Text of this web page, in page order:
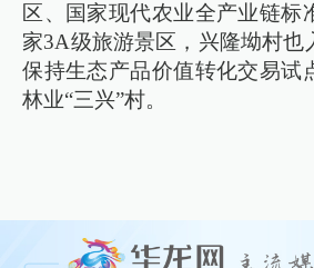
区、国家现代农业全产业链标
家3A级旅游景区，兴隆坳村也
保持生态产品价值转化交易试
林业“三兴”村。